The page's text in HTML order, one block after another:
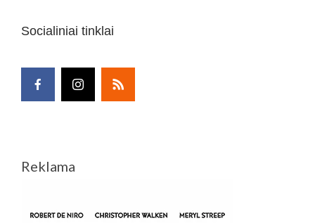
Socialiniai tinklai
Reklama